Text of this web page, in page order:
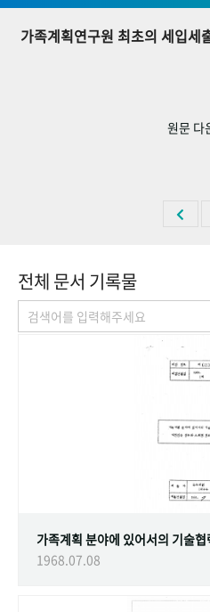
기록물 아카이브
사진 아카이브 문서 기록물
숫자로 보는 50년
가족계획연구원 최초의 세입세
원문 다
전체 문서 기록물
1968.07.08